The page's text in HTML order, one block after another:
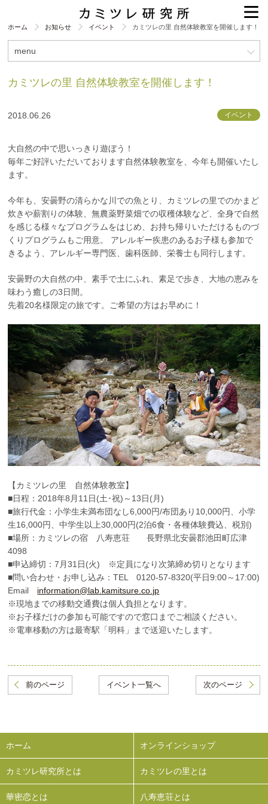
ホーム お知らせ イベント カミツレの里 自然体験教室を開催します！
menu
カミツレの里 自然体験教室を開催します！
2018.06.26 イベント
大自然の中で思いっきり遊ぼう！
毎年ご好評いただいております自然体験教室を、今年も開催いたし
ます。
今年も、安曇野の清らかな川での魚とり、カミツレの里でのかまど
炊きや薪割りの体験、無農薬野菜畑での収穫体験など、全身で自然
を感じる様々なプログラムをはじめ、お持ち帰りいただけるものづ
くりプログラムもご用意。 アレルギー疾患のあるお子様も参加で
きるよう、アレルギー専門医、歯科医師、栄養士も同行します。
安曇野の大自然の中、素手で土にふれ、素足で歩き、大地の恵みを
味わう癒しの3日間。
先着20名様限定の旅です。ご希望の方はお早めに！
【カミツレの里 自然体験教室】
■日程：2018年8月11日(土･祝)～13日(月)
■旅行代金：小学生未満布団なし6,000円/布団あり10,000円、小学
生16,000円、中学生以上30,000円(2泊6食・各種体験費込、税別)
■場所：カミツレの宿 八寿恵荘 長野県北安曇郡池田町広津
4098
■申込締切：7月31日(火) ※定員になり次第締め切りとなります
■問い合わせ・お申し込み：TEL 0120-57-8320(平日9:00～17:00)
Email information@lab.kamitsure.co.jp
※現地までの移動交通費は個人負担となります。
※お子様だけの参加も可能ですので窓口までご相談ください。
※電車移動の方は最寄駅「明科」まで送迎いたします。
次のページ
前のページ イベント一覧へ
ホーム オンラインショップ
カミツレ研究所とは カミツレの里とは
華密恋とは 八寿恵荘とは